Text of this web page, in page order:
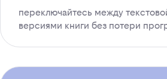
переключайтесь между
версиями книги без потери